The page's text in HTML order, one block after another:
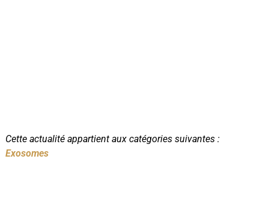
Cette actualité appartient aux catégories suivantes :
Exosomes